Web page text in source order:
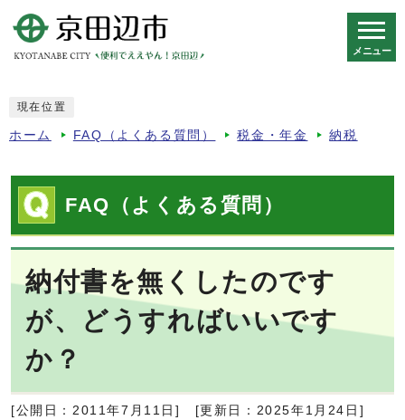
メニュー
現在位置
ホーム FAQ（よくある質問） 税金・年金 納税
FAQ（よくある質問）
納付書を無くしたのです
が、どうすればいいです
か？
[公開日：2011年7月11日]
[更新日：2025年1月24日]